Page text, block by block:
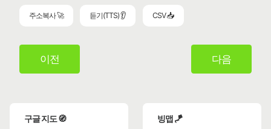
주소복사 🚀 듣기(TTS) 👂 CSV 📥
이전 다음
구글 지도 🧭 빙맵 🪁